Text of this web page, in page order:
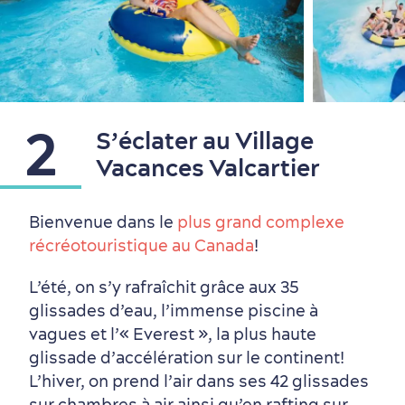
Périphérie de la ville
Activités en hiver
en famille
Centres de villégiature
Informations pratiques
2
S’éclater au Village
Vacances Valcartier
Bienvenue dans le plus grand complexe
récréotouristique au Canada!
L’été, on s’y rafraîchit grâce aux 35
glissades d’eau, l’immense piscine à
vagues et l’« Everest », la plus haute
glissade d’accélération sur le continent!
L’hiver, on prend l’air dans ses 42 glissades